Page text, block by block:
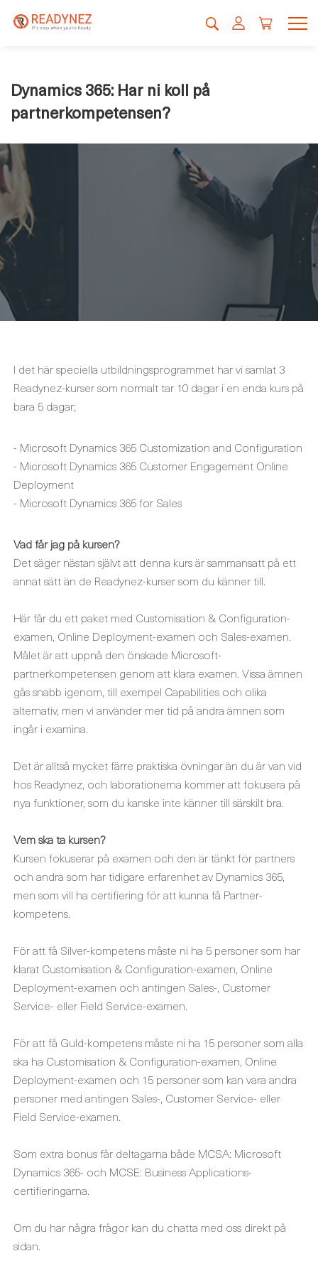
Dynamics 365: Har ni koll på
partnerkompetensen?
I det här speciella utbildningsprogrammet har vi samlat 3
Readynez-kurser som normalt tar 10 dagar i en enda kurs på
bara 5 dagar;
- Microsoft Dynamics 365 Customization and Configuration
- Microsoft Dynamics 365 Customer Engagement Online
Deployment
- Microsoft Dynamics 365 for Sales
Vad får jag på kursen?
Det säger nästan självt att denna kurs är sammansatt på ett
annat sätt än de Readynez-kurser som du känner till.
Här får du ett paket med Customisation & Configuration-
examen, Online Deployment-examen och Sales-examen.
Målet är att uppnå den önskade Microsoft-
partnerkompetensen genom att klara examen. Vissa ämnen
gås snabb igenom, till exempel Capabilities och olika
alternativ, men vi använder mer tid på andra ämnen som
ingår i examina.
Det är alltså mycket färre praktiska övningar än du är van vid
hos Readynez, och laborationerna kommer att fokusera på
nya funktioner, som du kanske inte känner till särskilt bra.
Vem ska ta kursen?
Kursen fokuserar på examen och den är tänkt för partners
och andra som har tidigare erfarenhet av Dynamics 365,
men som vill ha certifiering för att kunna få Partner-
kompetens.
För att få Silver-kompetens måste ni ha 5 personer som har
klarat Customisation & Configuration-examen, Online
Deployment-examen och antingen Sales-, Customer
Service- eller Field Service-examen.
För att få Guld-kompetens måste ni ha 15 personer som alla
ska ha Customisation & Configuration-examen, Online
Deployment-examen och 15 personer som kan vara andra
personer med antingen Sales-, Customer Service- eller
Field Service-examen.
Som extra bonus får deltagarna både MCSA: Microsoft
Dynamics 365- och MCSE: Business Applications-
certifieringarna.
Om du har några frågor kan du chatta med oss direkt på
sidan.